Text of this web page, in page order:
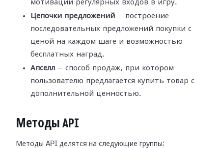
мотивации регулярных входов в игру.
Цепочки предложений — построение
последовательных предложений покупки с
ценой на каждом шаге и возможностью
бесплатных наград.
Апселл — способ продаж, при котором
пользователю предлагается купить товар с
дополнительной ценностью.
Методы API
Методы API делятся на следующие группы: